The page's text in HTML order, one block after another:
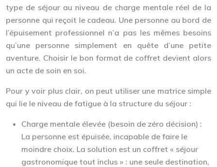
type de séjour au niveau de charge mentaleréel de la
personne qui reçoit le cadeau. Une personne au bord de
l’épuisement professionnel n’a pas les mêmes besoins
qu’une personne simplement en quête d’une petite
aventure. Choisir le bon format de coffret devient alors
un acte de soin en soi.
Pour y voir plus clair, on peut utiliser une matrice simple
qui lie le niveau de fatigue à la structure du séjour :
Charge mentale élevée (besoin de zéro décision) :
La personne est épuisée, incapable de faire le
moindre choix. La solution est un coffret « séjour
gastronomique tout inclus » : une seule destination,